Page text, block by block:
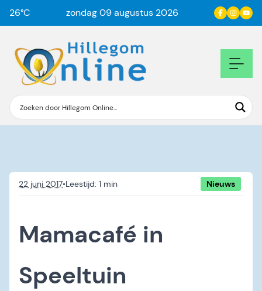
26°C zondag 09 augustus 2026
22 juni 2017• Nieuws
Mamacafé in
Speeltuin